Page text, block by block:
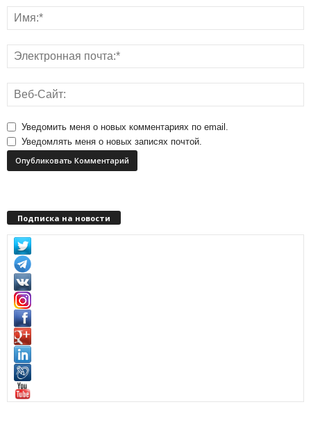
Уведомить меня о новых комментариях по email.
Уведомлять меня о новых записях почтой.
Подписка на новости